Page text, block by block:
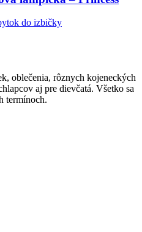
do izbičky
oblečenia, rôznych kojeneckých
aj pre dievčatá. Všetko sa
termínoch.